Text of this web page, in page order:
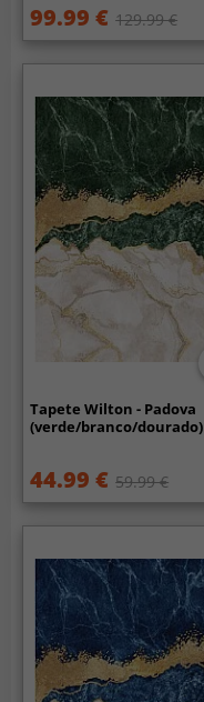
99.99 € 129.99 €
Tapete Wilton - Padova
(verde/branco/dourado)
44.99 € 59.99 €